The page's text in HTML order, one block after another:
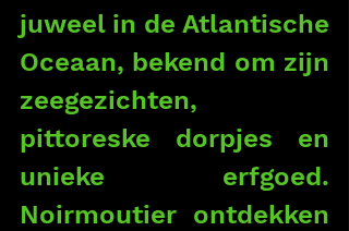
juweel in de Atlantische
Oceaan, bekend om zijn
zeegezichten,
pittoreske dorpjes en
unieke erfgoed.
Noirmoutier ontdekken